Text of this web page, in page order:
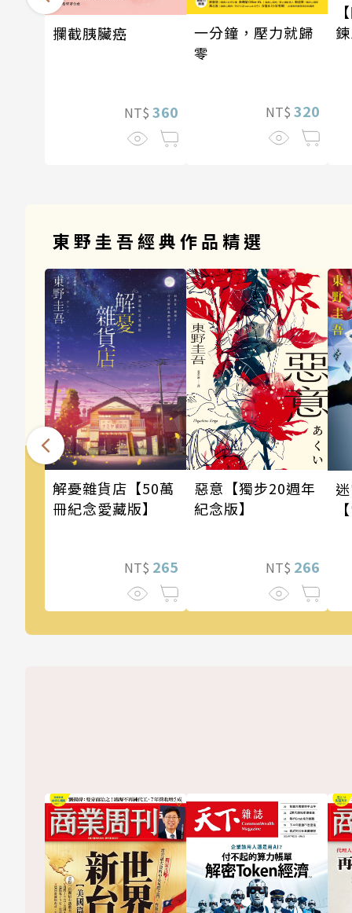
攔截胰臟癌
NT$ 360
一分鐘，壓力就歸
零
NT$ 320
東野圭吾經典作品精選
解憂雜貨店【50萬
冊紀念愛藏版】
NT$ 265
惡意【獨步20週年
紀念版】
NT$ 266